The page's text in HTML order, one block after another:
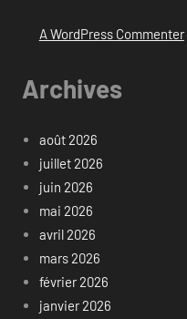
A WordPress Commenter
Archives
août 2026
juillet 2026
juin 2026
mai 2026
avril 2026
mars 2026
février 2026
janvier 2026